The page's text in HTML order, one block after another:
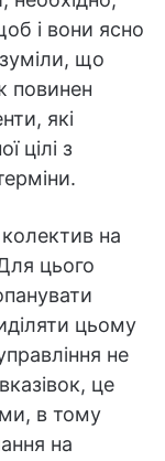
і вони ясно
що
повинен
які
цілі з
на
цього
цьому
не
це
в тому
на